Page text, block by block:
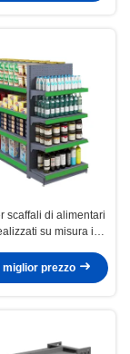
scaffali di alimentari
su misura in
miglior prezzo